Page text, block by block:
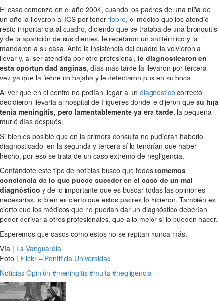
El caso comenzó en el año 2004, cuando los padres de una niña de
un año la llevaron al ICS por tener fiebre, el médico que los atendió
resto importancia al cuadro, diciendo que se trataba de una bronquitis
y de la aparición de sus dientes, le recetaron un antitérmico y la
mandaron a su casa. Ante la insistencia del cuadro la volvieron a
llevar y, al ser atendida por otro profesional, le diagnosticaron en
esta oportunidad anginas, días más tarde la llevaron por tercera
vez ya que la fiebre no bajaba y le detectaron pus en su boca.
Al ver que en el centro no podían llegar a un diagnóstico correcto
decidieron llevarla al hospital de Figueres donde le dijeron que su hija
tenia meningitis, pero lamentablemente ya era tarde, la pequeña
murió días después.
Si bien es posible que en la primera consulta no pudieran haberlo
diagnosticado, en la segunda y tercera sí lo tendrían que haber
hecho, por eso se trata de un caso extremo de negligencia.
Contándote este tipo de noticias busco que todos tomemos
conciencia de lo que puede suceder en el caso de un mal
diagnóstico y de lo importante que es buscar todas las opiniones
necesarias, si bien es cierto que estos padres lo hicieron. También es
cierto que los médicos que no puedan dar un diagnóstico deberían
poder derivar a otros profesionales, que a lo mejor si lo pueden hacer.
Esperemos que casos como estos no se repitan nunca más.
Vía | La Vanguardia
Foto | Flickr – Pontificia Universidad
Noticias Opinión #meningitis #multa #negligencia